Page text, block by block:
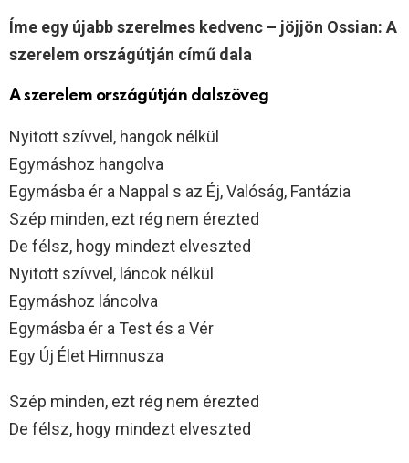
Íme egy újabb szerelmes kedvenc – jöjjön Ossian: A
szerelem országútján című dala
A szerelem országútján dalszöveg
Nyitott szívvel, hangok nélkül
Egymáshoz hangolva
Egymásba ér a Nappal s az Éj, Valóság, Fantázia
Szép minden, ezt rég nem érezted
De félsz, hogy mindezt elveszted
Nyitott szívvel, láncok nélkül
Egymáshoz láncolva
Egymásba ér a Test és a Vér
Egy Új Élet Himnusza
Szép minden, ezt rég nem érezted
De félsz, hogy mindezt elveszted